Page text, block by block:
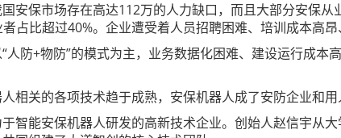
安保市场存在高达112万的人力缺口，而且大部分安保
占比超过40%。企业遭受着人员招聘困难、培训成本高
人防+物防”的模式为主，业务数据化困难、建设运行成
相关的各项技术趋于成熟，安保机器人成了安防企业和用
智能安保机器人研发的高新技术企业。创始人赵信宇从